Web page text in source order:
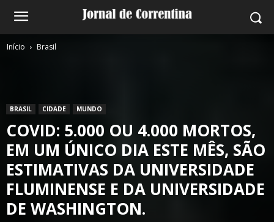
Início Brasil
BRASIL CIDADE MUNDO
COVID: 5.000 OU 4.000 MORTOS,
EM UM ÚNICO DIA ESTE MÊS, SÃO
ESTIMATIVAS DA UNIVERSIDADE
FLUMINENSE E DA UNIVERSIDADE
DE WASHINGTON.